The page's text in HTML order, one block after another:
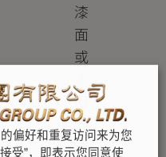
漆
面
或
阳
光
线
偏好和重复访问来为您
受”，即表示您同意使